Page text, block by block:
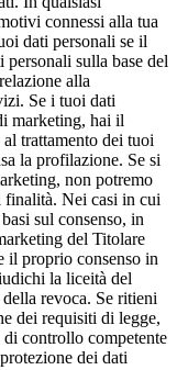
connessi alla tua
dati personali se il
sulla base del
alla
Se i tuoi dati
marketing, hai il
trattamento dei tuoi
la profilazione. Se si
non potremo
finalità. Nei casi in cui
sul consenso, in
del Titolare
il proprio consenso in
la liceità del
revoca. Se ritieni
dei requisiti di legge,
controllo competente
dei dati